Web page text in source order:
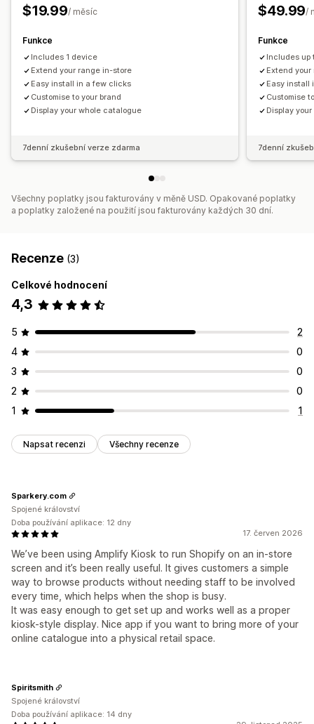
$19.99/ měsíc
Funkce
Includes 1 device
Extend your range in-store
Easy install in a few clicks
Customise to your brand
Display your whole catalogue
7denní zkušební verze zdarma
$49.99/
Funkce
Includes up
Extend
Easy install
Customise
Display
7denní
Všechny poplatky jsou fakturovány v měně USD. Opakované poplatky
a poplatky založené na použití jsou fakturovány každých 30 dní.
Recenze (3)
Celkové hodnocení
4,3
5
2
4
0
3
0
2
0
1
1
Napsat recenzi Všechny recenze
17. červen 2026
We’ve been using Amplify Kiosk to run Shopify on an in-store
screen and it’s been really useful. It gives customers a simple
way to browse products without needing staff to be involved
every time, which helps when the shop is busy.
It was easy enough to get set up and works well as a proper
kiosk-style display. Nice app if you want to bring more of your
online catalogue into a physical retail space.
Sparkery.com
Spojené království
Doba používání aplikace: 12 dny
Spiritsmith
Spojené království
Doba používání aplikace: 14 dny